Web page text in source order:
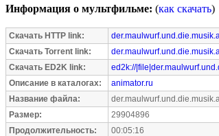
Информация о мультфильме: (как скачать)
Скачать HTTP link:
Скачать Torrent link:
Скачать ED2K link:
ed2k://
Описание в каталогах:
animator.ru
Название файла:
Размер:
29904896
Продолжительность:
00:05:16